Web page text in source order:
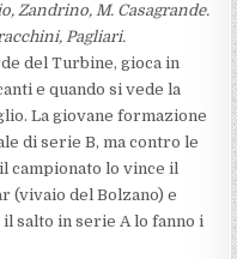
Zandrino, M. Casagrande.
Pagliari.
del Turbine, gioca in
e quando si vede la
La giovane formazione
di serie B, ma contro le
campionato lo vince il
(vivaio del Bolzano) e
salto in serie A lo fanno i